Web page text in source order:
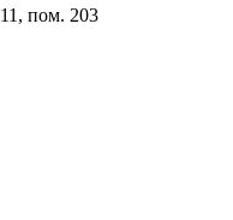
пом. 203